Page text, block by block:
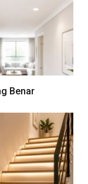
Benar